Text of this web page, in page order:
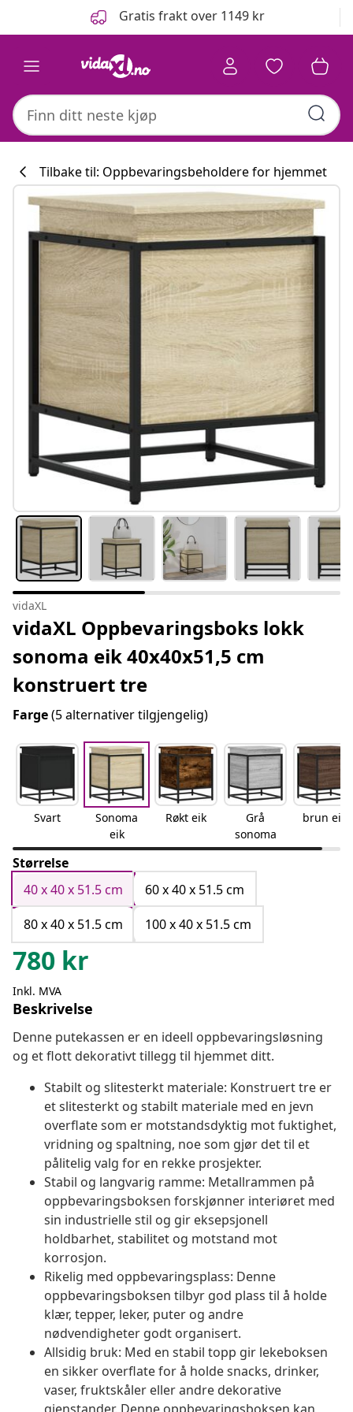
Gratis frakt over 1149 kr
Tilbake til: Oppbevaringsbeholdere for hjemmet
vidaXL
vidaXL Oppbevaringsboks lokk
sonoma eik 40x40x51,5 cm
konstruert tre
Farge(5 alternativer tilgjengelig)
Svart
Sonoma
eik
Røkt eik
Grå
sonoma
brun eik
Størrelse
40 x 40 x 51.5 cm
60 x 40 x 51.5 cm
80 x 40 x 51.5 cm
100 x 40 x 51.5 cm
780 kr
Inkl. MVA
Beskrivelse
Denne putekassen er en ideell oppbevaringsløsning
og et flott dekorativt tillegg til hjemmet ditt.
Stabilt og slitesterkt materiale: Konstruert tre er
et slitesterkt og stabilt materiale med en jevn
overflate som er motstandsdyktig mot fuktighet,
vridning og spaltning, noe som gjør det til et
pålitelig valg for en rekke prosjekter.
Stabil og langvarig ramme: Metallrammen på
oppbevaringsboksen forskjønner interiøret med
sin industrielle stil og gir eksepsjonell
holdbarhet, stabilitet og motstand mot
korrosjon.
Rikelig med oppbevaringsplass: Denne
oppbevaringsboksen tilbyr god plass til å holde
klær, tepper, leker, puter og andre
nødvendigheter godt organisert.
Allsidig bruk: Med en stabil topp gir lekeboksen
en sikker overflate for å holde snacks, drinker,
vaser, fruktskåler eller andre dekorative